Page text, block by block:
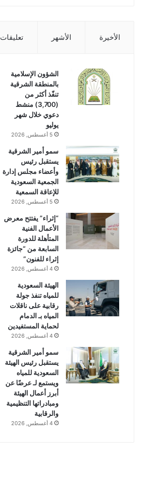
الأخيرة الأشهر تعليقات
الشؤون الإسلامية
بالمنطقة الشرقية
تنفّذ أكثر من
(3,700) منشط
دعوي خلال شهر
يوليو
5 أغسطس, 2026
سمو أمير الشرقية
يستقبل رئيس
وأعضاء مجلس إدارة
الجمعية السعودية
للإعاقة السمعية
5 أغسطس, 2026
“إثراء” يفتتح معرض
الأعمال الفنية
المتأهلة للدورة
السابعة من “جائزة
إثراء للفنون”
4 أغسطس, 2026
الهيئة السعودية
للمياه تنفذ جولة
رقابية على ناقلات
المياه بـ الدمام
لحماية المستفيدين
4 أغسطس, 2026
سمو أمير الشرقية
يستقبل رئيس الهيئة
السعودية للمياه
ويستمع لـ عرضًا عن
أبرز أعمال الهيئة
ومبادراتها التنظيمية
والرقابية
4 أغسطس, 2026